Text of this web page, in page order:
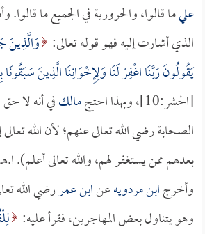
عليما قالوا، والحرورية في الجميع ما قالوا.
الذي أشارت إليه فهو قوله تعالى: وَالَّذِينَ
يَقُولُونَ رَبَّنَا اغْفِرْ لَنَا وَلِإِخْوَانِنَا الَّذِينَ سَبَقُونَا
[الحشر:10]، وبهذا احتج
مالكفي أنه لا
الصحابة رضي الله تعالى عنهم؛ لأن الله
بعدهم ممن يستغفر لهم، والله تعالى أعلم). ا.هـ
وأخرجابن مردويهعنابن عمررضي الله
وهو يتناول بعض المهاجرين، فقرأ عليه: